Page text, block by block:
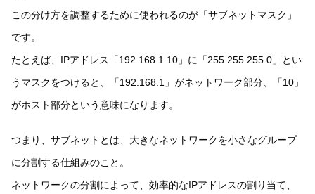
この分け方を調整するために使われるのが「サブネットマスク」
です。
たとえば、IPアドレス「192.168.1.10」に「255.255.255.0」とい
うマスクをつけると、「192.168.1」がネットワーク部分、「10」
がホスト部分という意味になります。
つまり、サブネットとは、大きなネットワークを小さなグループ
に分割する仕組みのこと。
ネットワークの分割によって、効率的なIPアドレスの割り当て、